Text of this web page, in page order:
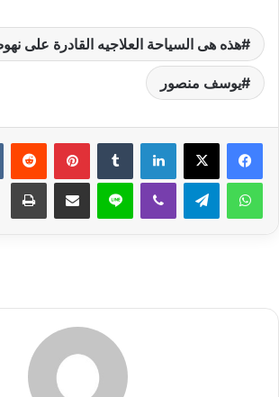
هذه هى السياحة العلاجيه القادرة على
يوسف منصور
لينكدإن بينتيريست
واتساب تيلقرام ڤايبر لاين مشاركة عبر البريد